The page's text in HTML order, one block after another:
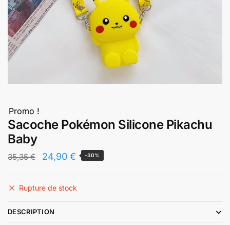
Promo !
Sacoche Pokémon Silicone Pikachu
Baby
35,35€
Le
initial
35,35 €.
24,90 € Le
actuel
-30%
Rupture de stock
DESCRIPTION